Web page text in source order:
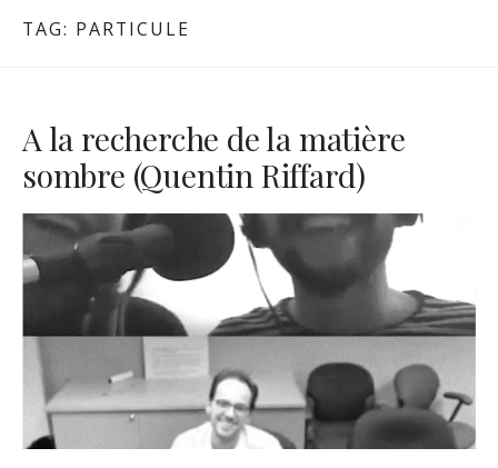
TAG: PARTICULE
A la recherche de la matière
sombre (Quentin Riffard)